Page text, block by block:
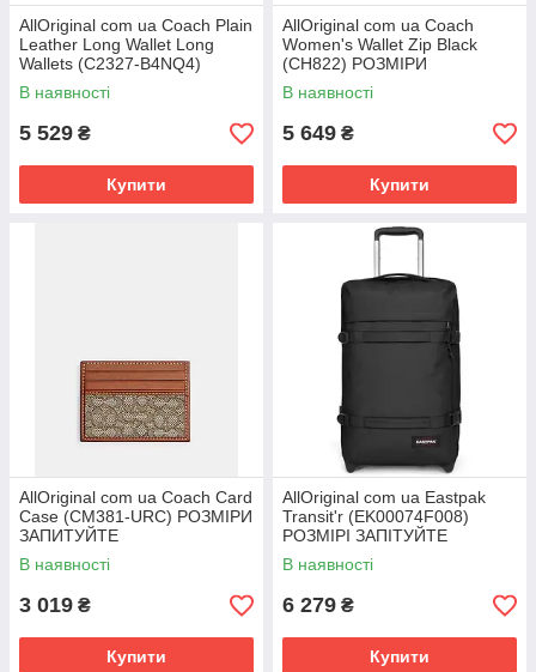
AllOriginal com ua Coach Plain
Leather Long Wallet Long
Wallets (C2327-B4NQ4)
РОЗМІРИ ЗАПИТУЙТЕ
В наявності
5 529 ₴
Купити
AllOriginal com ua Coach
Women's Wallet Zip Black
(CH822) РОЗМІРИ
ЗАПИТУЙТЕ
В наявності
5 649 ₴
Купити
AllOriginal com ua Coach Card
Case (CM381-URC) РОЗМІРИ
ЗАПИТУЙТЕ
В наявності
3 019 ₴
Купити
AllOriginal com ua Eastpak
Transit'r (EK00074F008)
РОЗМІРІ ЗАПІТУЙТЕ
В наявності
6 279 ₴
Купити